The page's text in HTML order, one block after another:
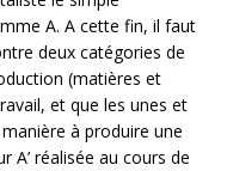
A. A cette fin, il faut
deux catégories de
(matières et
et que les unes et
à produire une
A’ réalisée au cours de